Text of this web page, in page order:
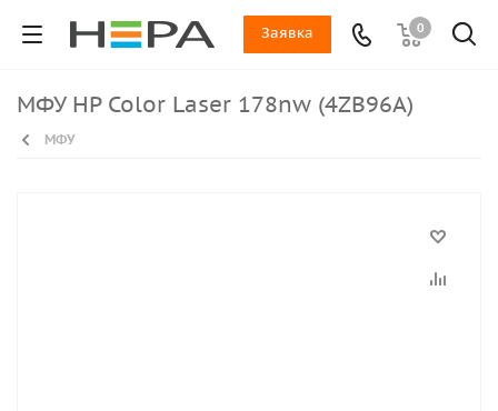
0
Заявка
МФУ HP Color Laser 178nw (4ZB96A)
МФУ